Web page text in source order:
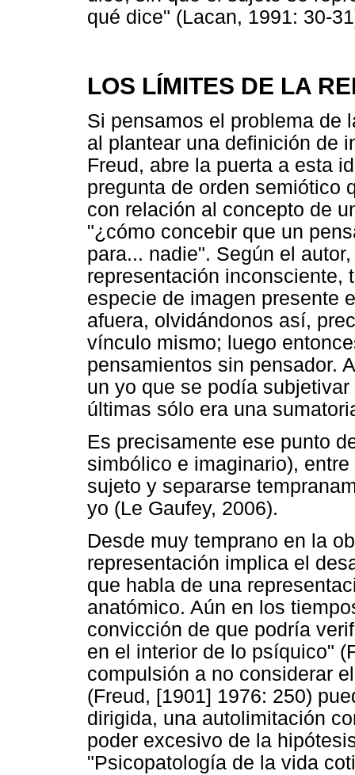
qué dice" (Lacan, 1991: 30-
LOS LÍMITES DE LA
Si pensamos el problema de
al plantear una definición de
Freud, abre la puerta a esta
pregunta de orden semiótico
con relación al concepto de
"¿cómo concebir que un
para... nadie". Según el
representación inconsciente,
especie de imagen presente
afuera, olvidándonos así,
vínculo mismo; luego
pensamientos sin pensador.
un yo que se podía
últimas sólo era una
Es precisamente ese punto
simbólico e imaginario),
sujeto y separarse
yo (Le Gaufey, 2006).
Desde muy temprano en la
representación implica el
que habla de una
anatómico. Aún en los
convicción de que podría
en el interior de lo psíquico"
compulsión a no considerar
(Freud, [1901] 1976: 250)
dirigida, una autolimitación
poder excesivo de la
"Psicopatología de la vida